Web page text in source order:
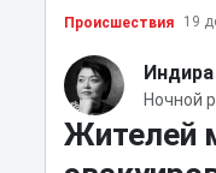
Проиcшествия 19
Ночной
Жителей